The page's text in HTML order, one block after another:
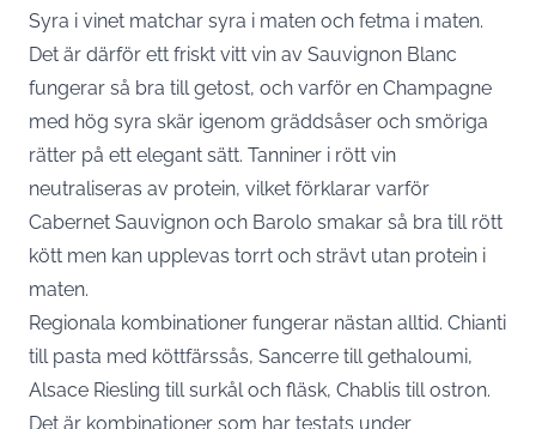
Syra i vinet matchar syra i maten och fetma i maten.
Det är därför ett friskt vitt vin av Sauvignon Blanc
fungerar så bra till getost, och varför en Champagne
med hög syra skär igenom gräddsåser och smöriga
rätter på ett elegant sätt. Tanniner i rött vin
neutraliseras av protein, vilket förklarar varför
Cabernet Sauvignon och Barolo smakar så bra till rött
kött men kan upplevas torrt och strävt utan protein i
maten.
Regionala kombinationer fungerar nästan alltid. Chianti
till pasta med köttfärssås, Sancerre till gethaloumi,
Alsace Riesling till surkål och fläsk, Chablis till ostron.
Det är kombinationer som har testats under